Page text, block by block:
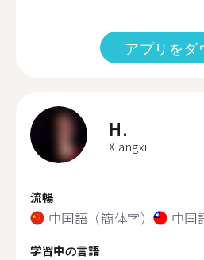
アプリをダ
H.
Xiangxi
流暢
中国語（簡体字） 中国
学習中の言語